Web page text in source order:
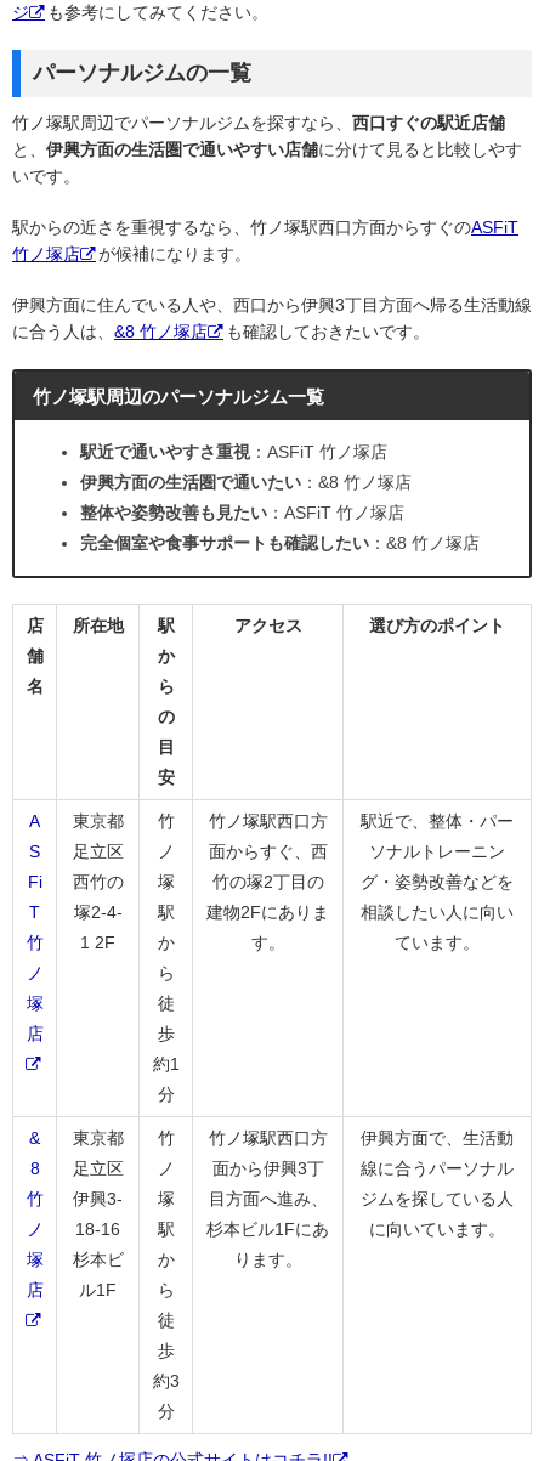
ジ
も参考にしてみてください。
パーソナルジムの一覧
竹ノ塚駅周辺でパーソナルジムを探すなら、 西口すぐの駅近店舗
と、 伊興方面の生活圏で通いやすい店舗に分けて見ると比較しやす
いです。
駅からの近さを重視するなら、竹ノ塚駅西口方面からすぐのASFiT
竹ノ塚店
が候補になります。
伊興方面に住んでいる人や、西口から伊興3丁目方面へ帰る生活動線
に合う人は、 &8 竹ノ塚店 も確認しておきたいです。
竹ノ塚駅周辺のパーソナルジム一覧
駅近で通いやすさ重視 ：ASFiT 竹ノ塚店
伊興方面の生活圏で通いたい ：&8 竹ノ塚店
整体や姿勢改善も見たい ：ASFiT 竹ノ塚店
完全個室や食事サポートも確認したい ：&8 竹ノ塚店
店
舗
名
所在地
駅
か
ら
の
目
安
アクセス 選び方のポイント
A
S
Fi
T
竹
ノ
塚
店
東京都
足立区
西竹の
塚2-4-
1 2F
竹
ノ
塚
駅
か
ら
徒
歩
約1
分
竹ノ塚駅西口方
面からすぐ、西
竹の塚2丁目の
建物2Fにありま
す。
駅近で、整体・パー
ソナルトレーニン
グ・姿勢改善などを
相談したい人に向い
ています。
&
8
竹
ノ
塚
店
東京都
足立区
伊興3-
18-16
杉本ビ
ル1F
竹
ノ
塚
駅
か
ら
徒
歩
約3
分
竹ノ塚駅西口方
面から伊興3丁
目方面へ進み、
杉本ビル1Fにあ
ります。
伊興方面で、生活動
線に合うパーソナル
ジムを探している人
に向いています。